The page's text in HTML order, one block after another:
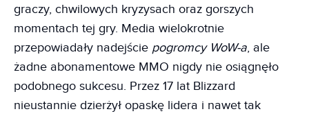
graczy, chwilowych kryzysach oraz gorszych
momentach tej gry. Media wielokrotnie
przepowiadały nadejście pogromcy WoW-a, ale
żadne abonamentowe MMO nigdy nie osiągnęło
podobnego sukcesu. Przez 17 lat Blizzard
nieustannie dzierżył opaskę lidera i nawet tak